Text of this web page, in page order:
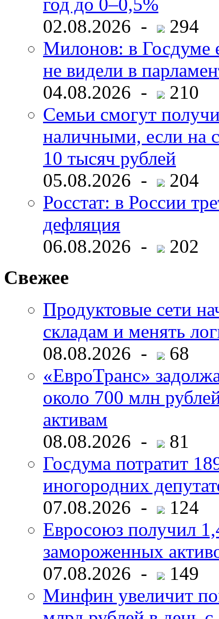
02.08.2026 -
294
Милонов: в Госдуме
не видели в
04.08.2026 -
210
Семьи смогут
наличными, если на
10 тысяч рублей
05.08.2026 -
204
Росстат: в России
дефляция
06.08.2026 -
202
Свежее
Продуктовые сети
складам и менять
08.08.2026 -
68
«ЕвроТранс»
около 700 млн
активам
08.08.2026 -
81
Госдума потратит
иногородних
07.08.2026 -
124
Евросоюз получил
замороженных
07.08.2026 -
149
Минфин увеличит